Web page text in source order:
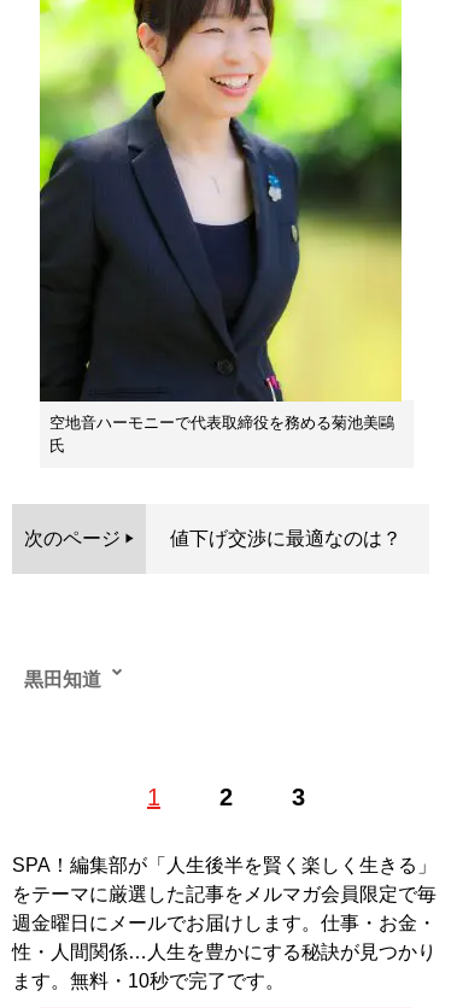
空地音ハーモニーで代表取締役を務める菊池美鷗
氏
次のページ 値下げ交渉に最適なのは？
1 2 3
黒田知道
SPA！編集部が「人生後半を賢く楽しく生きる」
をテーマに厳選した記事をメルマガ会員限定で毎
週金曜日にメールでお届けします。仕事・お金・
性・人間関係…人生を豊かにする秘訣が見つかり
ます。無料・10秒で完了です。